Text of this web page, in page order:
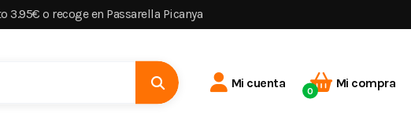
3.95€ o recoge en Passarella Picanya
Mi cuenta Mi compra
0